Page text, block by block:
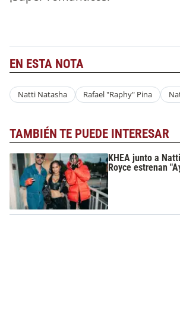
EN ESTA NOTA
Natti Natasha Rafael "Raphy" Pina
TAMBIÉN TE PUEDE INTERESAR
KHEA junto a
Royce estrenan